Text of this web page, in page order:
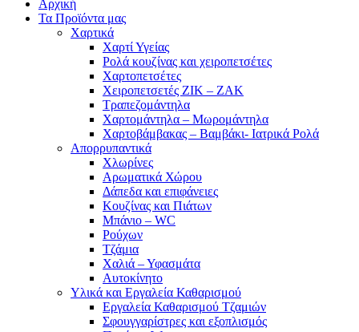
Αρχική
Τα Προϊόντα μας
Χαρτικά
Χαρτί Υγείας
Ρολά κουζίνας και χειροπετσέτες
Χαρτοπετσέτες
Χειροπετσετές ΖΙΚ – ΖΑΚ
Τραπεζομάντηλα
Χαρτομάντηλα – Μωρομάντηλα
Χαρτοβάμβακας – Βαμβάκι- Ιατρικά Ρολά
Απορρυπαντικά
Χλωρίνες
Αρωματικά Χώρου
Δάπεδα και επιφάνειες
Κουζίνας και Πιάτων
Μπάνιο – WC
Ρούχων
Τζάμια
Χαλιά – Υφασμάτα
Αυτοκίνητο
Υλικά και Εργαλεία Καθαρισμού
Εργαλεία Καθαρισμού Τζαμιών
Σφουγγαρίστρες και εξοπλισμός